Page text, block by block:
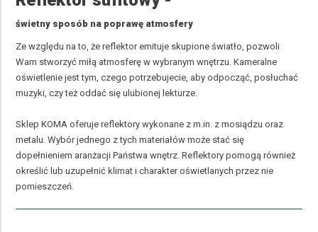
świetny sposób na poprawę atmosfery
Ze względu na to, że reflektor emituje skupione światło, pozwoli
Wam stworzyć miłą atmosferę w wybranym wnętrzu. Kameralne
oświetlenie jest tym, czego potrzebujecie, aby odpocząć, posłuchać
muzyki, czy też oddać się ulubionej lekturze.
Sklep KOMA oferuje reflektory wykonane z m.in. z mosiądzu oraz
metalu. Wybór jednego z tych materiałów może stać się
dopełnieniem aranżacji Państwa wnętrz. Reflektory pomogą również
określić lub uzupełnić klimat i charakter oświetlanych przez nie
pomieszczeń.